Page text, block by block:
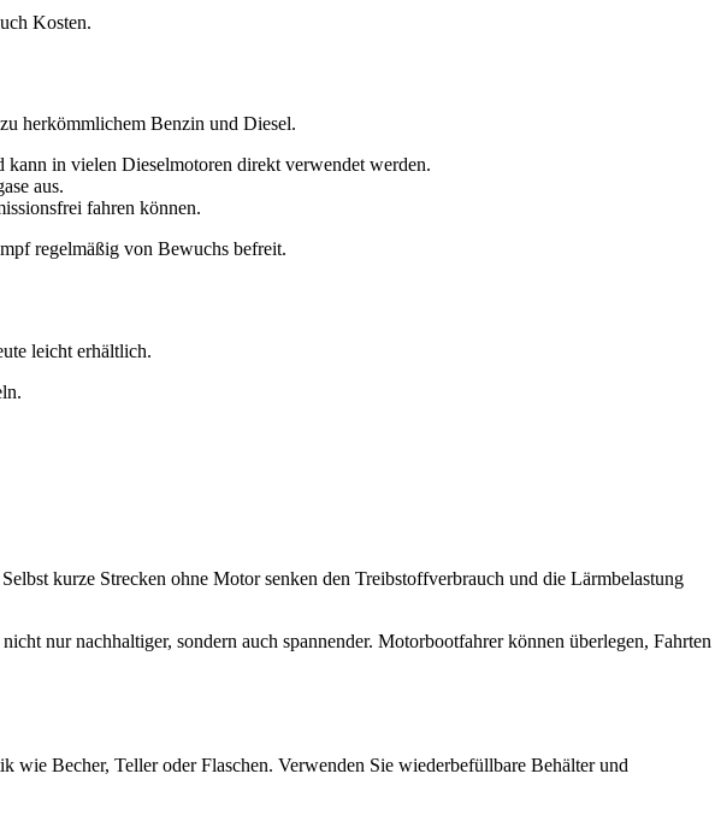
Kosten.
herkömmlichem Benzin und Diesel.
in vielen Dieselmotoren direkt verwendet werden.
aus.
fahren können.
regelmäßig von Bewuchs befreit.
leicht erhältlich.
kurze Strecken ohne Motor senken den Treibstoffverbrauch und die Lärmbelastung
nur nachhaltiger, sondern auch spannender. Motorbootfahrer können überlegen, Fahrten
Becher, Teller oder Flaschen. Verwenden Sie wiederbefüllbare Behälter und